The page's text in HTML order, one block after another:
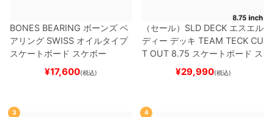
BONES BEARING ボーンズ ベ
アリング SWISS オイルタイプ
スケートボード スケボー
¥17,600(税込)
（セール） SLD DECK エスエル
ディー デッキ TEAM TECK CU
T OUT 8.75 スケートボード ス
¥29,990(税込)
3 4